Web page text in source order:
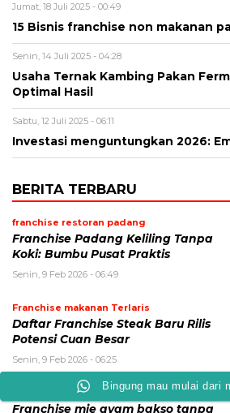
Jumat, 18 Juli 2025 - 00:49
15 Bisnis franchise non makanan
Senin, 14 Juli 2025 - 04:28
Usaha Ternak Kambing Pakan
Optimal Hasil
Sabtu, 12 Juli 2025 - 06:11
Investasi menguntungkan 2026:
BERITA TERBARU
franchise restoran padang
Franchise Padang Keliling Tanpa
Koki: Bumbu Pusat Praktis
Senin, 9 Feb 2026 - 06:49
Franchise makanan Terlaris
Daftar Franchise Steak Baru Rilis
Potensi Cuan Besar
Senin, 9 Feb 2026 - 06:25
Franchise makanan Terlaris
Franchise mie ayam bakso tanpa
Bingung mau mulai dari